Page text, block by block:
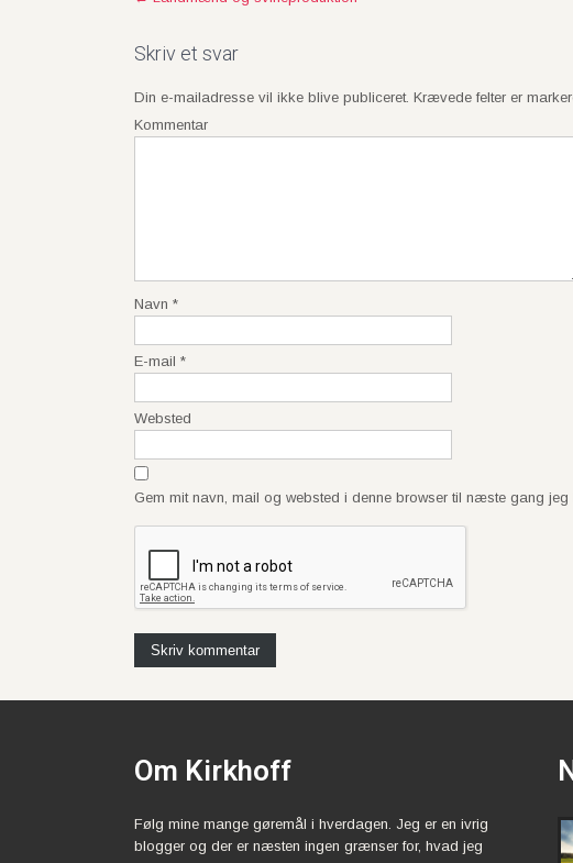
s
n
a
t
i
n
Skriv et svar
Din e-mailadresse vil ikke blive publiceret. Krævede felter er
Kommentar
Navn *
E-mail *
Websted
Gem mit navn, mail og websted i denne browser til næste gang jeg
Om Kirkhoff
Følg mine mange gøremål i hverdagen. Jeg er en ivrig
blogger og der er næsten ingen grænser for, hvad jeg